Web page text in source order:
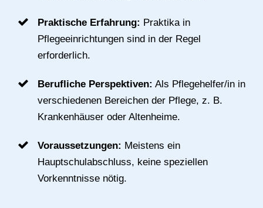
Praktische Erfahrung: Praktika in
Pflegeeinrichtungen sind in der Regel
erforderlich.
Berufliche Perspektiven: Als Pflegehelfer/in in
verschiedenen Bereichen der Pflege, z. B.
Krankenhäuser oder Altenheime.
Voraussetzungen: Meistens ein
Hauptschulabschluss, keine speziellen
Vorkenntnisse nötig.